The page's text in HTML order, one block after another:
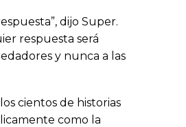
dijo Super.
respuesta será
y nunca a las
cientos de historias
como la